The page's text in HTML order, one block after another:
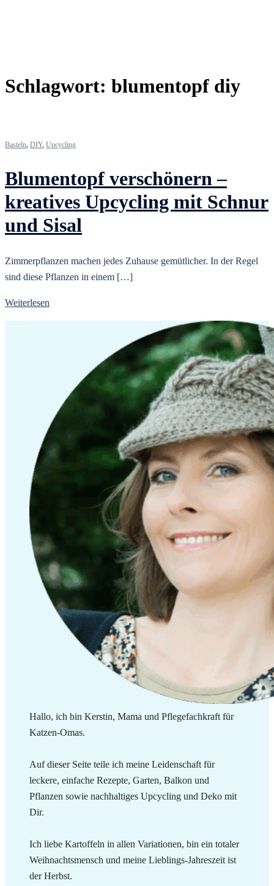
Schlagwort: blumentopf diy
Basteln, DIY, Upcycling
Blumentopf verschönern –
kreatives Upcycling mit Schnur
und Sisal
Zimmerpflanzen machen jedes Zuhause gemütlicher. In der Regel
sind diese Pflanzen in einem […]
Weiterlesen
Hallo, ich bin Kerstin, Mama und Pflegefachkraft für
Katzen-Omas.
Auf dieser Seite teile ich meine Leidenschaft für
leckere, einfache Rezepte, Garten, Balkon und
Pflanzen sowie nachhaltiges Upcycling und Deko mit
Dir.
Ich liebe Kartoffeln in allen Variationen, bin ein totaler
Weihnachtsmensch und meine Lieblings-Jahreszeit ist
der Herbst.